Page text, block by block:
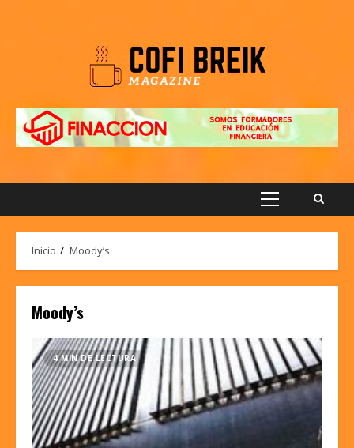
Menú
Inicio Moody’s
Moody’s
4 MIN DE LECTURA